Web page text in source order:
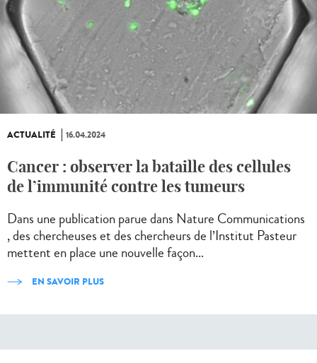
ACTUALITÉ 16.04.2024
Cancer : observer la bataille des cellules
de l’immunité contre les tumeurs
Dans une publication parue dans Nature Communications
, des chercheuses et des chercheurs de l’Institut Pasteur
mettent en place une nouvelle façon...
EN SAVOIR PLUS